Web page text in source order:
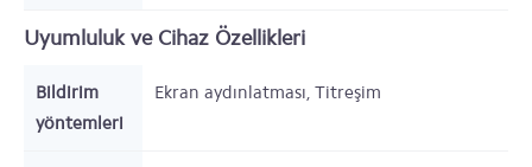
Uyumluluk ve Cihaz Özellikleri
Bildirim
yöntemleri
Ekran aydınlatması, Titreşim